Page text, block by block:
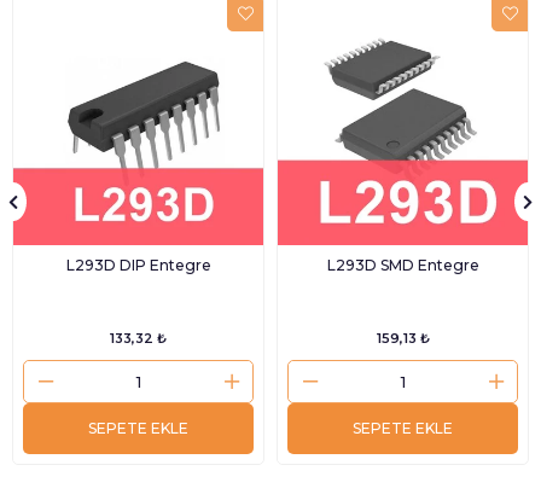
L293D DIP Entegre
133,32 ₺
SEPETE EKLE
L293D SMD Entegre
159,13 ₺
SEPETE EKLE